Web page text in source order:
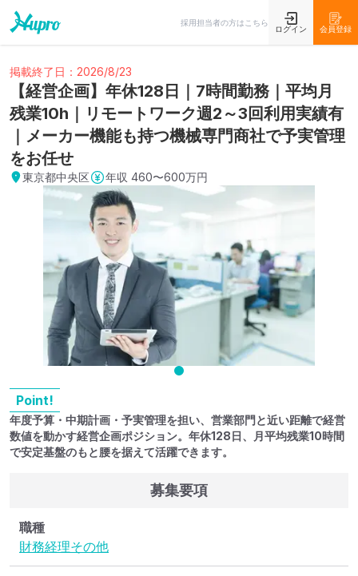
採用担当者の方はこちら
ログイン 会員登録
掲載終了日：2026/8/23
【経営企画】年休128日｜7時間勤務｜平均月
残業10h｜リモートワーク週2～3回利用実績有
｜メーカー機能も持つ機械専門商社で予実管理
をお任せ
東京都中央区 年収 460〜600万円
Point!
年度予算・中期計画・予実管理を担い、営業部門と近い距離で経営
数値を動かす経営企画ポジション。年休128日、月平均残業10時間
で安定基盤のもと腰を据えて活躍できます。
募集要項
職種
財務経理その他